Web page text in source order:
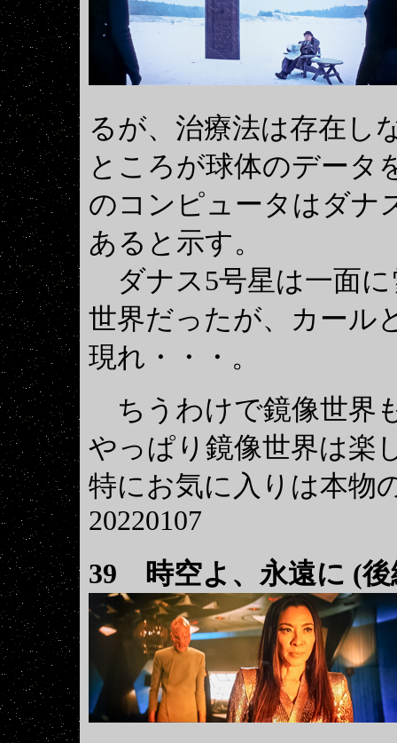
るが、治療法は存在し
ところが球体のデータ
のコンピュータはダナ
あると示す。
ダナス5号星は一面
世界だったが、カール
現れ・・・。
ちうわけで鏡像世界
やっぱり鏡像世界は楽
特にお気に入りは本物
20220107
39 時空よ、永遠に (